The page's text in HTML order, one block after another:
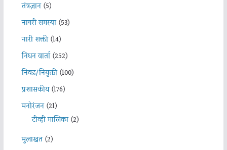
तंत्रज्ञान(5)
नागरी समस्या(53)
नारी शक्ती(14)
निधन वार्ता(252)
निवड/नियुक्ती(100)
प्रशासकीय(176)
मनोरंजन(21)
टीव्ही मालिका(2)
मुलाखत(2)